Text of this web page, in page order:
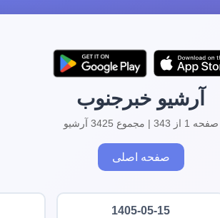
آرشیو خبرجنوب
صفحه 1 از 343 | مجموع 3425 آرشیو
صفحه اصلی
1405-05-15